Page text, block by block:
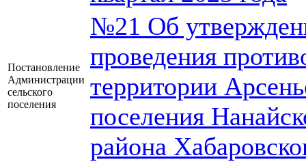
Постановление
Администрации
сельского
поселения
№21 Об
проведения
территории
поселения
района